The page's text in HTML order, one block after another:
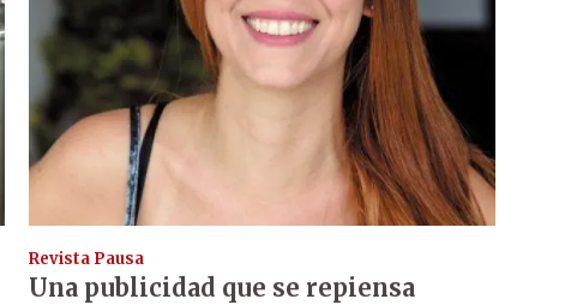
Revista Pausa
Una publicidad que se repiensa